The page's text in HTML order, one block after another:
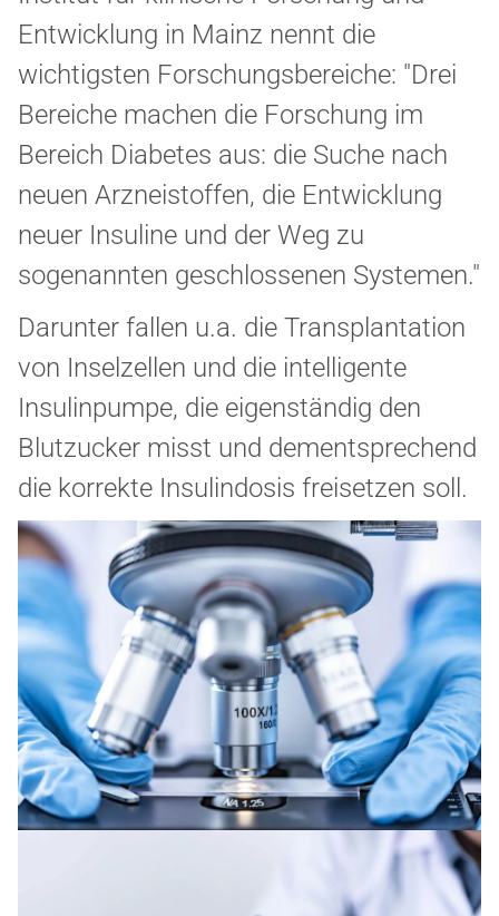
Entwicklung in Mainz nennt die
wichtigsten Forschungsbereiche: "Drei
Bereiche machen die Forschung im
Bereich Diabetes aus: die Suche nach
neuen Arzneistoffen, die Entwicklung
neuer Insuline und der Weg zu
sogenannten geschlossenen Systemen."
Darunter fallen u.a. die Transplantation
von Inselzellen und die intelligente
Insulinpumpe, die eigenständig den
Blutzucker misst und dementsprechend
die korrekte Insulindosis freisetzen soll.